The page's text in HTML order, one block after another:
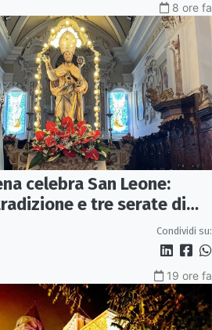
8 ore fa
celebra San Leone:
e tre serate di
Condividi su:
19 ore fa